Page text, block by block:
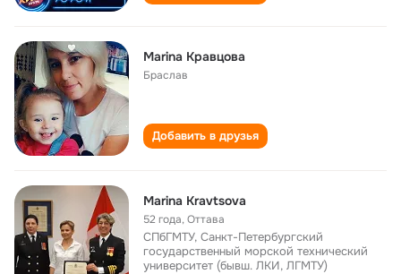
Marina Кравцова
Браслав
Добавить в друзья
Marina Kravtsova
52 года,Оттава
СПбГМТУ, Санкт-Петербургский
государственный морской технический
университет (бывш. ЛКИ, ЛГМТУ)